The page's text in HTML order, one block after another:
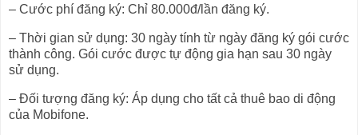
– Cước phí đăng ký: Chỉ 80.000đ/lần đăng ký.
– Thời gian sử dụng: 30 ngày tính từ ngày đăng ký gói cước
thành công. Gói cước được tự động gia hạn sau 30 ngày
sử dụng.
– Đối tượng đăng ký: Áp dụng cho tất cả thuê bao di động
của Mobifone.